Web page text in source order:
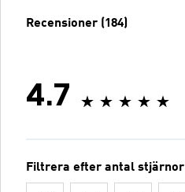
Recensioner (184)
4.7
Filtrera efter antal stjärnor